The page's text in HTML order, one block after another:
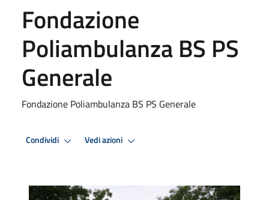
Fondazione
Poliambulanza BS PS
Generale
Fondazione Poliambulanza BS PS Generale
Condividi Vedi azioni